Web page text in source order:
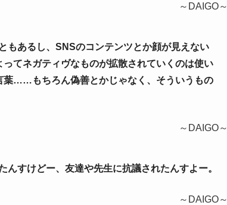
～DAIGO～
もあるし、SNSのコンテンツとか顔が見えない
てネガティヴなものが拡散されていくのは使い
葉……もちろん偽善とかじゃなく、そういうもの
～DAIGO～
すけどー、友達や先生に抗議されたんすよー。
～DAIGO～